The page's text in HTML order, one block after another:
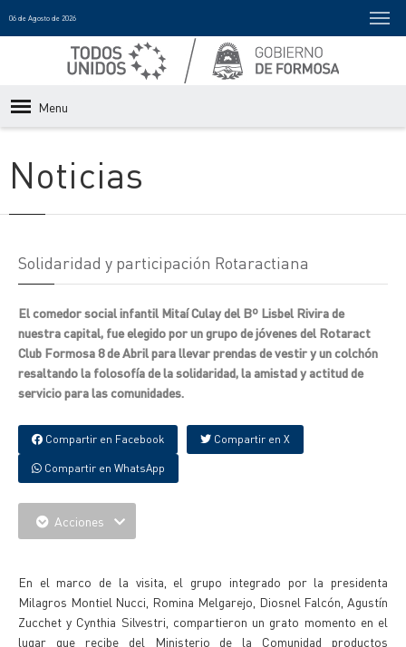
06 de Agosto de 2026
Menu
Noticias
Solidaridad y participación Rotaractiana
El comedor social infantil Mitaí Culay del Bº Lisbel Rivira de
nuestra capital, fue elegido por un grupo de jóvenes del Rotaract
Club Formosa 8 de Abril para llevar prendas de vestir y un colchón
resaltando la folosofía de la solidaridad, la amistad y actitud de
servicio para las comunidades.
Compartir en Facebook Compartir en X
Compartir en WhatsApp
Acciones
En el marco de la visita, el grupo integrado por la presidenta
Milagros Montiel Nucci, Romina Melgarejo, Diosnel Falcón, Agustín
Zucchet y Cynthia Silvestri, compartieron un grato momento en el
lugar que recibe del Ministerio de la Comunidad productos